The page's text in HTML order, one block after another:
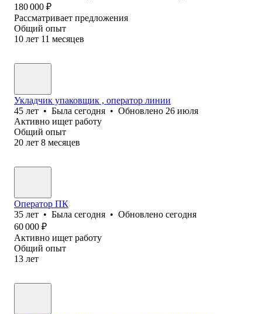
180 000 ₽
Рассматривает предложения
Общий опыт
10 лет 11 месяцев
Укладчик упаковщик , оператор линии
45 лет • Была сегодня • Обновлено 26 июля
Активно ищет работу
Общий опыт
20 лет 8 месяцев
Оператор ПК
35 лет • Была сегодня • Обновлено сегодня
60 000 ₽
Активно ищет работу
Общий опыт
13 лет